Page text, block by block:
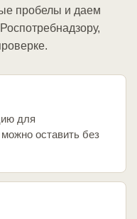
пробелы и даем
для
оставить без